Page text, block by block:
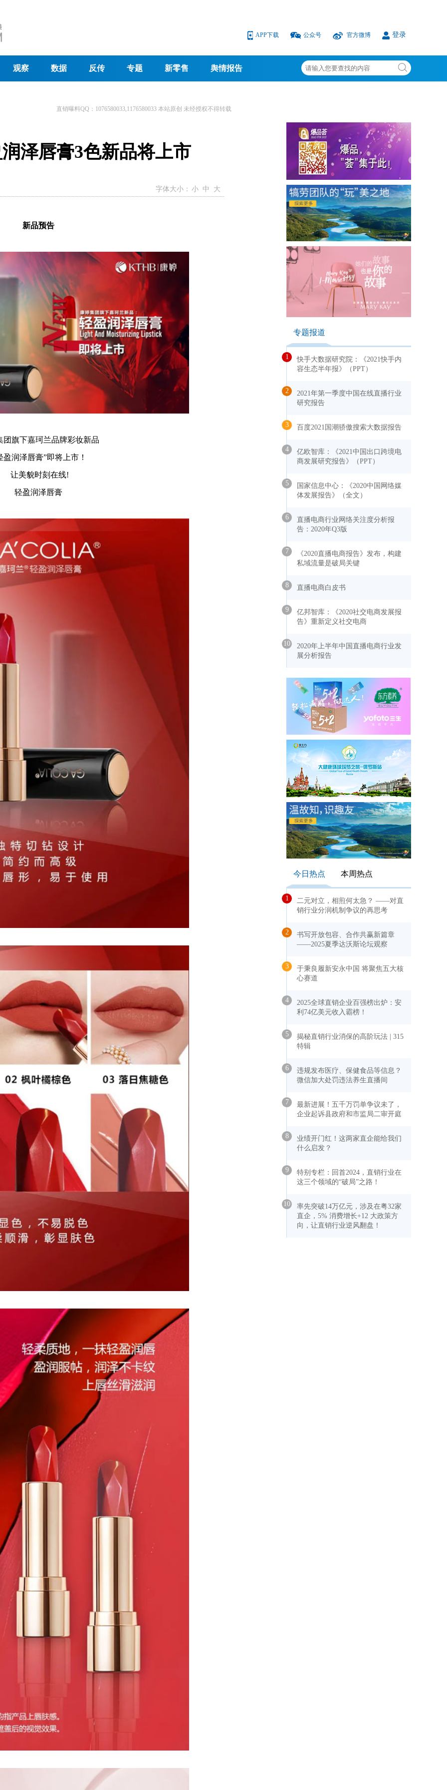
APP下载 公众号 官方微博 登录
观察 数据 反传 专题 新零售 舆情报告
直销曝料QQ：1076580033,1176580033 本站原创 未经授权不得转载
泽唇膏3色新品将上市
字体大小： 小 中 大
新品预告
团旗下嘉珂兰品牌彩妆新品
盈润泽唇膏”即将上市！
让美貌时刻在线!
轻盈润泽唇膏
专题报道
1
快手大数据研究院：《2021快手内
容生态半年报》（PPT）
2
2021年第一季度中国在线直播行业
研究报告
3 百度2021国潮骄傲搜索大数据报告
4
亿欧智库：《2021中国出口跨境电
商发展研究报告》（PPT）
5
国家信息中心：《2020中国网络媒
体发展报告》（全文）
6
直播电商行业网络关注度分析报
告：2020年Q3版
7
《2020直播电商报告》发布，构建
私域流量是破局关键
8 直播电商白皮书
9
亿邦智库：《2020社交电商发展报
告》重新定义社交电商
10
2020年上半年中国直播电商行业发
展分析报告
今日热点 本周热点
1
二元对立，相煎何太急？ ——对直
销行业分润机制争议的再思考
2
书写开放包容、合作共赢新篇章
——2025夏季达沃斯论坛观察
3
于秉良履新安永中国 将聚焦五大核
心赛道
4
2025全球直销企业百强榜出炉：安
利74亿美元收入霸榜！
5
揭秘直销行业消保的高阶玩法 | 315
特辑
6
违规发布医疗、保健食品等信息？
微信加大处罚违法养生直播间
7
最新进展！五千万罚单争议未了，
企业起诉县政府和市监局二审开庭
8
业绩开门红！这两家直企能给我们
什么启发？
9
特别专栏：回首2024，直销行业在
这三个领域的“破局”之路！
10
率先突破14万亿元，涉及在粤32家
直企，5% 消费增长+12 大政策方
向，让直销行业逆风翻盘！